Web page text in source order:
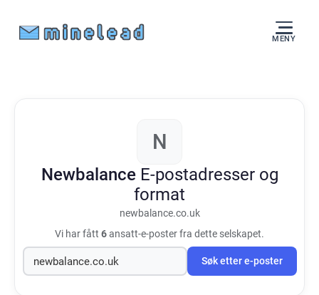
MENY
N
Newbalance E-postadresser og
format
newbalance.co.uk
Vi har fått 6ansatt-e-poster fra dette selskapet.
Søk etter e-poster